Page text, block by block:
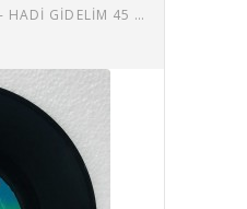
AYLA DİKMEN - KİME NE DÜŞTÜ - HADİ GİDELİM 45 LİK PLAK